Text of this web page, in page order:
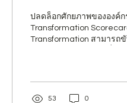
องค์กรสู่ความสำเร็
ปลดล็อกศักยภาพขององค์
Transformation
Transformation สามารถขั
53 0